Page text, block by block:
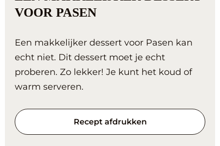
VOOR PASEN
Een makkelijker dessert voor Pasen kan
echt niet. Dit dessert moet je echt
proberen. Zo lekker! Je kunt het koud of
warm serveren.
Recept afdrukken